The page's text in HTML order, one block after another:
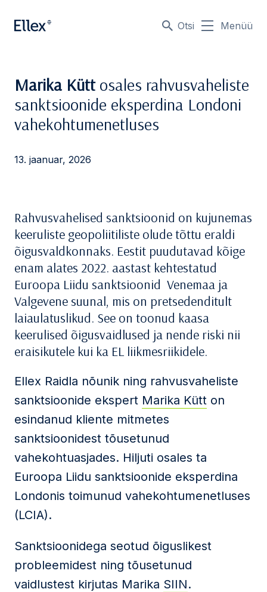
Otsi Menüü
Marika Küttosales rahvusvaheliste
sanktsioonide eksperdina Londoni
vahekohtumenetluses
13. jaanuar, 2026
Rahvusvahelised sanktsioonid on kujunemas
keeruliste geopoliitiliste olude tõttu eraldi
õigusvaldkonnaks. Eestit puudutavad kõige
enam alates 2022. aastast kehtestatud
Euroopa Liidu sanktsioonid Venemaa ja
Valgevene suunal, mis on pretsedenditult
laiaulatuslikud. See on toonud kaasa
keerulised õigusvaidlused ja nende riski nii
eraisikutele kui ka EL liikmesriikidele.
Ellex Raidla nõunik ning rahvusvaheliste
sanktsioonide ekspert Marika Kütt on
esindanud kliente mitmetes
sanktsioonidest tõusetunud
vahekohtuasjades. Hiljuti osales ta
Euroopa Liidu sanktsioonide eksperdina
Londonis toimunud vahekohtumenetluses
(LCIA).
Sanktsioonidega seotud õiguslikest
probleemidest ning tõusetunud
vaidlustest kirjutas Marika SIIN.